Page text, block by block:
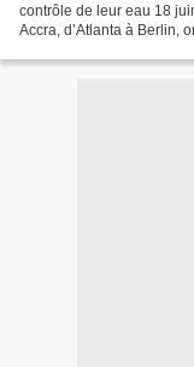
contrôle de leur eau 18
Accra, d’Atlanta à Berlin,